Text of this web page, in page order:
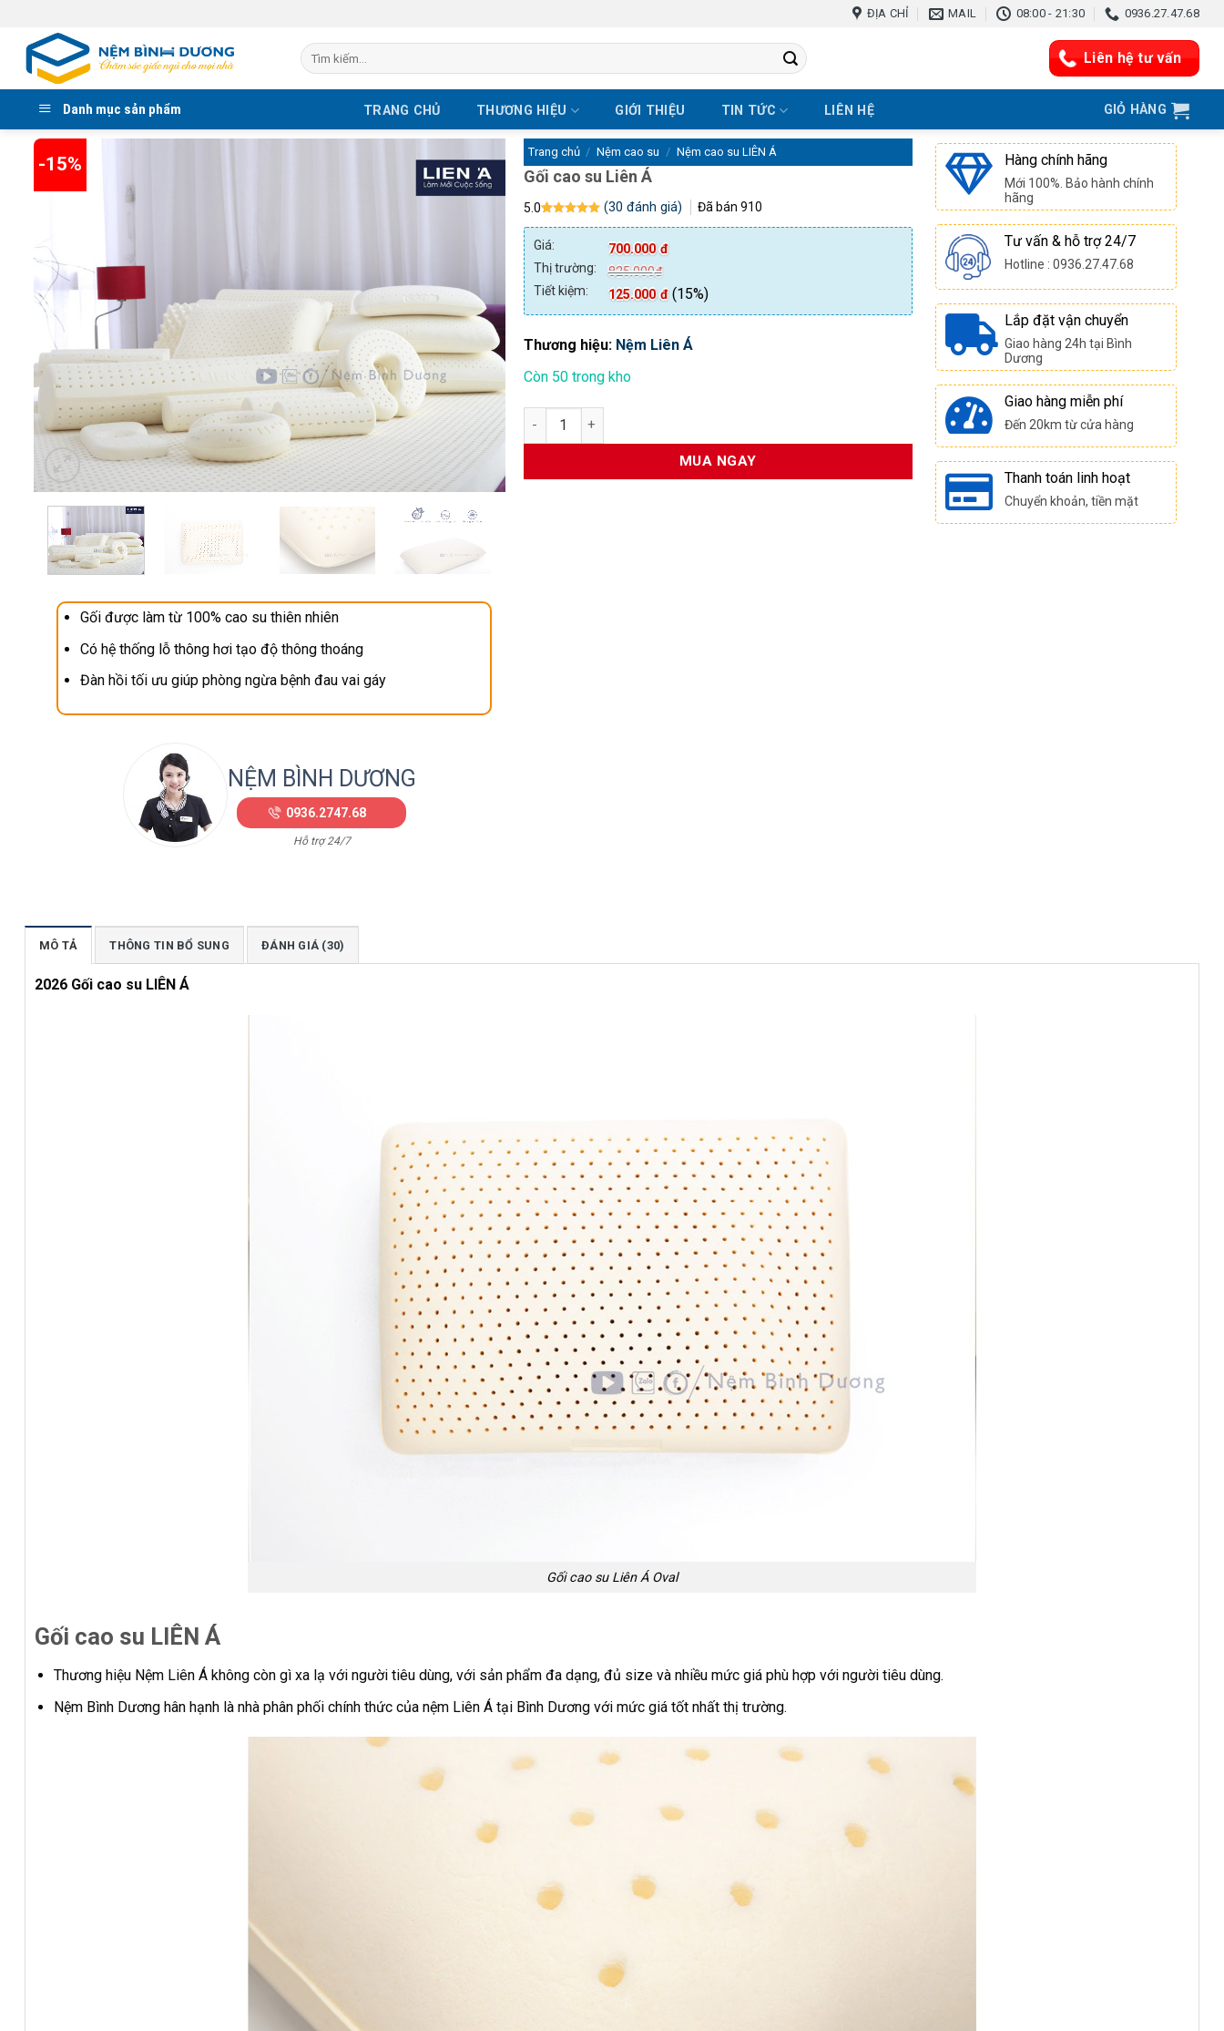
dung
ĐỊA CHỈ MAIL 08:00 - 21:30 0936.27.47.68
Tìm
kiếm:
Liên hệ tư vấn
Danh mục sản phẩm TRANG CHỦ THƯƠNG HIỆU GIỚI THIỆU TIN TỨC LIÊN HỆ GIỎ HÀNG
-15%
Gối được làm từ 100% cao su thiên nhiên
Có hệ thống lỗ thông hơi tạo độ thông thoáng
Đàn hồi tối ưu giúp phòng ngừa bệnh đau vai gáy
NỆM BÌNH DƯƠNG
0936.2747.68
Hỗ trợ 24/7
Trang chủ / Nệm cao su / Nệm cao su LIÊN Á
Gối cao su Liên Á
5.0
5.0trên 5
dựa trên
30
đánh giá
(30 đánh giá) Đã bán910
Giá: 700.000 đ
Thị trường:
825.000đ
Tiết kiệm:
125.000 đ(15%)
Thương hiệu: Nệm Liên Á
Còn 50 trong kho
Gối cao su Liên Á số lượng
MUA NGAY
Hàng chính hãng
Mới 100%. Bảo hành chính
hãng
Tư vấn & hỗ trợ 24/7
Hotline : 0936.27.47.68
Lắp đặt vận chuyển
Giao hàng 24h tại Bình
Dương
Giao hàng miễn phí
Đến 20km từ cửa hàng
Thanh toán linh hoạt
Chuyển khoản, tiền mặt
MÔ TẢ THÔNG TIN BỔ SUNG ĐÁNH GIÁ (30)
2026 Gối cao su LIÊN Á
Gối cao su Liên Á Oval
Gối cao su LIÊN Á
Thương hiệu Nệm Liên Á không còn gì xa lạ với người tiêu dùng, với sản phẩm đa dạng, đủ size và nhiều mức giá phù hợp với người tiêu dùng.
Nệm Bình Dương hân hạnh là nhà phân phối chính thức của nệm Liên Á tại Bình Dương với mức giá tốt nhất thị trường.